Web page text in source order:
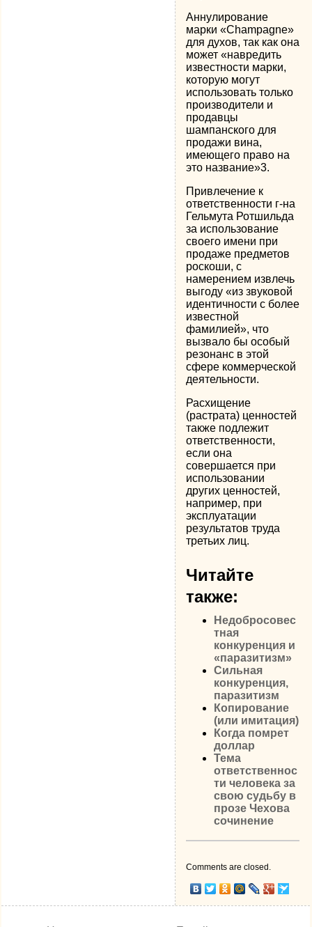
Аннулирование
марки «Champagne»
для духов, так как она
может «навредить
известности марки,
которую могут
использовать только
производители и
продавцы
шампанского для
продажи вина,
имеющего право на
это название»3.
Привлечение к
ответственности г-на
Гельмута Ротшильда
за использование
своего имени при
продаже предметов
роскоши, с
намерением извлечь
выгоду «из звуковой
идентичности с более
известной
фамилией», что
вызвало бы особый
резонанс в этой
сфере коммерческой
деятельности.
Расхищение
(растрата) ценностей
также подлежит
ответственности,
если она
совершается при
использовании
других ценностей,
например, при
эксплуатации
результатов труда
третьих лиц.
Читайте
также:
Недобросовес
тная
конкуренция и
«паразитизм»
Сильная
конкуренция,
паразитизм
Копирование
(или имитация)
Когда помрет
доллар
Тема
ответственнос
ти человека за
свою судьбу в
прозе Чехова
сочинение
Comments are closed.